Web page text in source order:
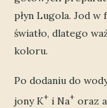
płyn Lugola. Jod
światło, dlatego
koloru.
Po dodaniu do
jony K+ i Na+ oraz